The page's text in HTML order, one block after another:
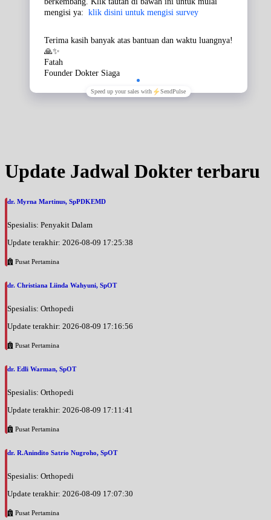
Update Jadwal Dokter terbaru
dr. Myrna Martinus, SpPDKEMD
Spesialis: Penyakit Dalam
Update terakhir: 2026-08-09 17:25:38
Pusat Pertamina
dr. Christiana Liinda Wahyuni, SpOT
Spesialis: Orthopedi
Update terakhir: 2026-08-09 17:16:56
Pusat Pertamina
dr. Edli Warman, SpOT
Spesialis: Orthopedi
Update terakhir: 2026-08-09 17:11:41
Pusat Pertamina
dr. R.Anindito Satrio Nugroho, SpOT
Spesialis: Orthopedi
Update terakhir: 2026-08-09 17:07:30
Pusat Pertamina